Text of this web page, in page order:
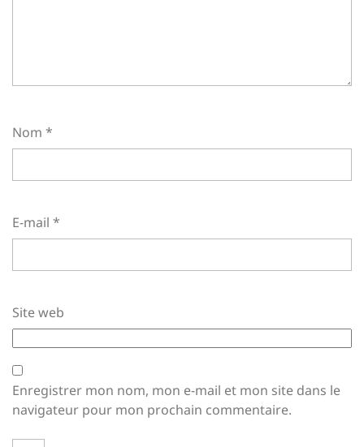
Nom *
E-mail *
Site web
Enregistrer mon nom, mon e-mail et mon site dans le
navigateur pour mon prochain commentaire.